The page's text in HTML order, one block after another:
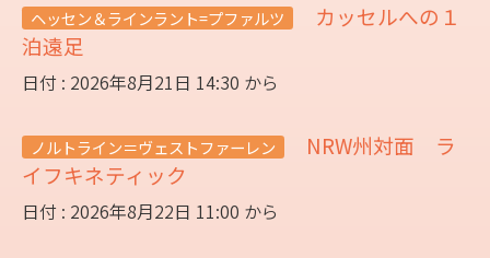
ヘッセン＆ラインラント=プファルツ
カッセルへの１
泊遠足
日付 : 2026年8月21日 14:30 から
ノルトライン＝ヴェストファーレン
NRW州対面 ラ
イフキネティック
日付 : 2026年8月22日 11:00 から